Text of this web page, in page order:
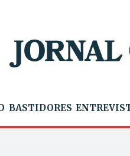
BASTIDORES